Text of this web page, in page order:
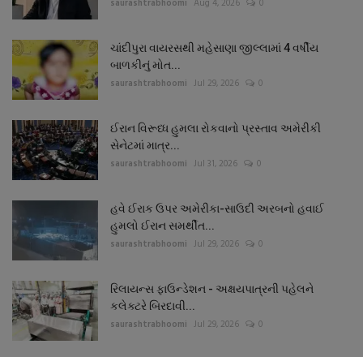
saurashtrabhoomi Aug 4, 2026 0
ચાંદીપુરા વાયરસથી મહેસાણા જીલ્લામાં 4 વર્ષીય
બાળકીનું મોત...
saurashtrabhoomi Jul 29, 2026 0
ઈરાન વિરૂધ્ધ હુમલા રોકવાનો પ્રસ્તાવ અમેરીકી
સેનેટમાં માત્ર...
saurashtrabhoomi Jul 31, 2026 0
હવે ઈરાક ઉપર અમેરીકા-સાઉદી અરબનો હવાઈ
હુમલો ઈરાન સમર્થીત...
saurashtrabhoomi Jul 29, 2026 0
રિલાયન્સ ફાઉન્ડેશન - અક્ષયપાત્રની પહેલને
કલેક્ટરે બિરદાવી...
saurashtrabhoomi Jul 29, 2026 0